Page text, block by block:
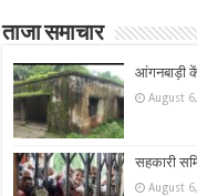
ताजा समाचार
आंगनबाड़ी
August
सहकारी
August